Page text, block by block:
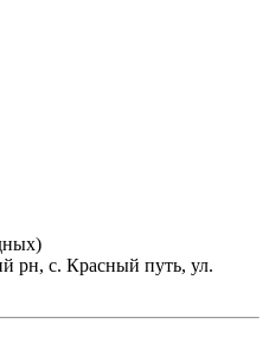
рн, с. Красный путь, ул.